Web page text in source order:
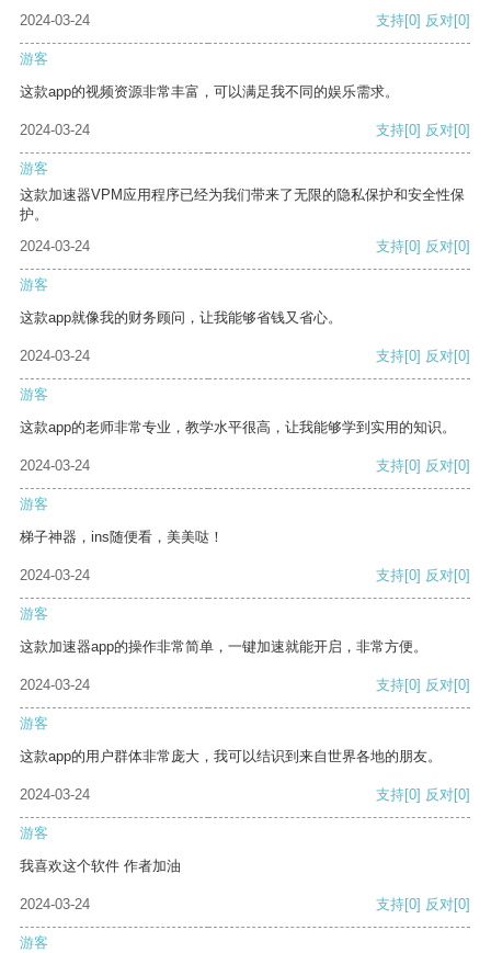
2024-03-24 支持[0] 反对[0]
游客
这款app的视频资源非常丰富，可以满足我不同的娱乐需求。
2024-03-24 支持[0] 反对[0]
游客
这款加速器VPM应用程序已经为我们带来了无限的隐私保护和安全性保
护。
2024-03-24
支持[0] 反对[0]
游客
这款app就像我的财务顾问，让我能够省钱又省心。
2024-03-24 支持[0] 反对[0]
游客
这款app的老师非常专业，教学水平很高，让我能够学到实用的知识。
2024-03-24 支持[0] 反对[0]
游客
梯子神器，ins随便看，美美哒！
2024-03-24 支持[0] 反对[0]
游客
这款加速器app的操作非常简单，一键加速就能开启，非常方便。
2024-03-24 支持[0] 反对[0]
游客
这款app的用户群体非常庞大，我可以结识到来自世界各地的朋友。
2024-03-24 支持[0] 反对[0]
游客
我喜欢这个软件 作者加油
2024-03-24 支持[0] 反对[0]
游客